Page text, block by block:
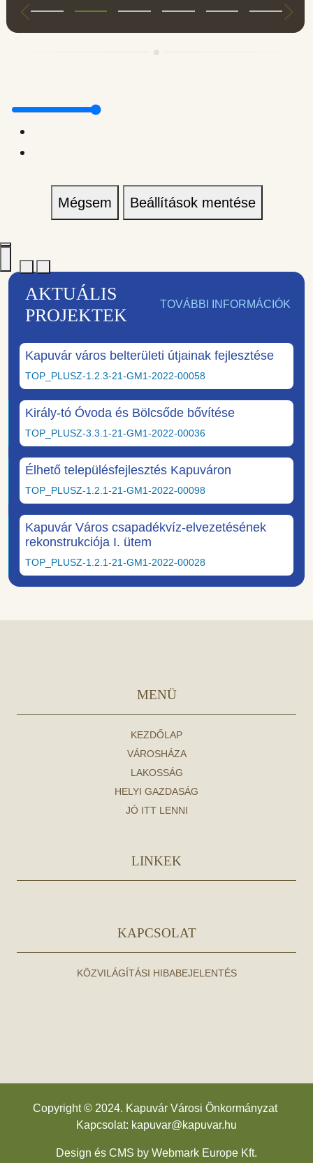
Mégsem Beállítások mentése
AKTUÁLIS
PROJEKTEK
TOVÁBBI INFORMÁCIÓK
Kapuvár város belterületi útjainak fejlesztése
TOP_PLUSZ-1.2.3-21-GM1-2022-00058
Király-tó Óvoda és Bölcsőde bővítése
TOP_PLUSZ-3.3.1-21-GM1-2022-00036
Élhető településfejlesztés Kapuváron
TOP_PLUSZ-1.2.1-21-GM1-2022-00098
Kapuvár Város csapadékvíz-elvezetésének
rekonstrukciója I. ütem
TOP_PLUSZ-1.2.1-21-GM1-2022-00028
MENÜ
KEZDŐLAP
VÁROSHÁZA
LAKOSSÁG
HELYI GAZDASÁG
JÓ ITT LENNI
LINKEK
KAPCSOLAT
KÖZVILÁGÍTÁSI HIBABEJELENTÉS
Copyright © 2024. Kapuvár Városi Önkormányzat
Kapcsolat: kapuvar@kapuvar.hu
Design és CMS by Webmark Europe Kft.